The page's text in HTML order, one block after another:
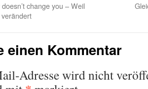
change you – Weil
verändert
einen Kommentar
Adresse wird nicht